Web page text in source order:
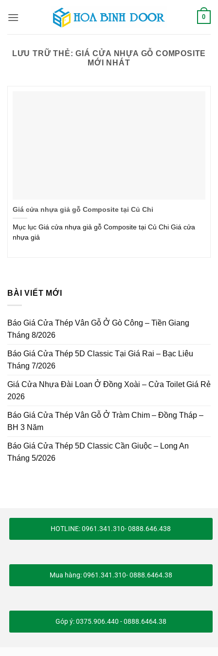
qua
0
LƯU TRỮ THẺ:GIÁ CỬA NHỰA GỖ COMPOSITE
MỚI NHÁT
Giá cửa nhựa giả gỗ Composite tại Củ Chi
Mục lục Giá cửa nhựa giả gỗ Composite tại Củ Chi Giá cửa
nhựa giả
BÀI VIẾT MỚI
Báo Giá Cửa Thép Vân Gỗ Ở Gò Công – Tiền Giang
Tháng 8/2026
Báo Giá Cửa Thép 5D Classic Tại Giá Rai – Bạc Liêu
Tháng 7/2026
Giá Cửa Nhựa Đài Loan Ở Đồng Xoài – Cửa Toilet Giá Rẻ
2026
Báo Giá Cửa Thép Vân Gỗ Ở Tràm Chim – Đồng Tháp –
BH 3 Năm
Báo Giá Cửa Thép 5D Classic Cần Giuộc – Long An
Tháng 5/2026
HOTLINE: 0961.341.310- 0888.646.438
Mua hàng: 0961.341.310- 0888.6464.38
Góp ý: 0375.906.440 - 0888.6464.38